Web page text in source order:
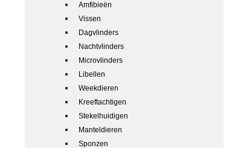
Amfibieën
Vissen
Dagvlinders
Nachtvlinders
Microvlinders
Libellen
Weekdieren
Kreeftachtigen
Stekelhuidigen
Manteldieren
Sponzen